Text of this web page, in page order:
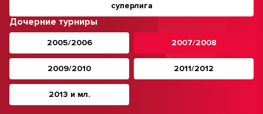
суперлига
Дочерние турниры
2005/2006 2007/2008
2009/2010 2011/2012
2013 и мл.